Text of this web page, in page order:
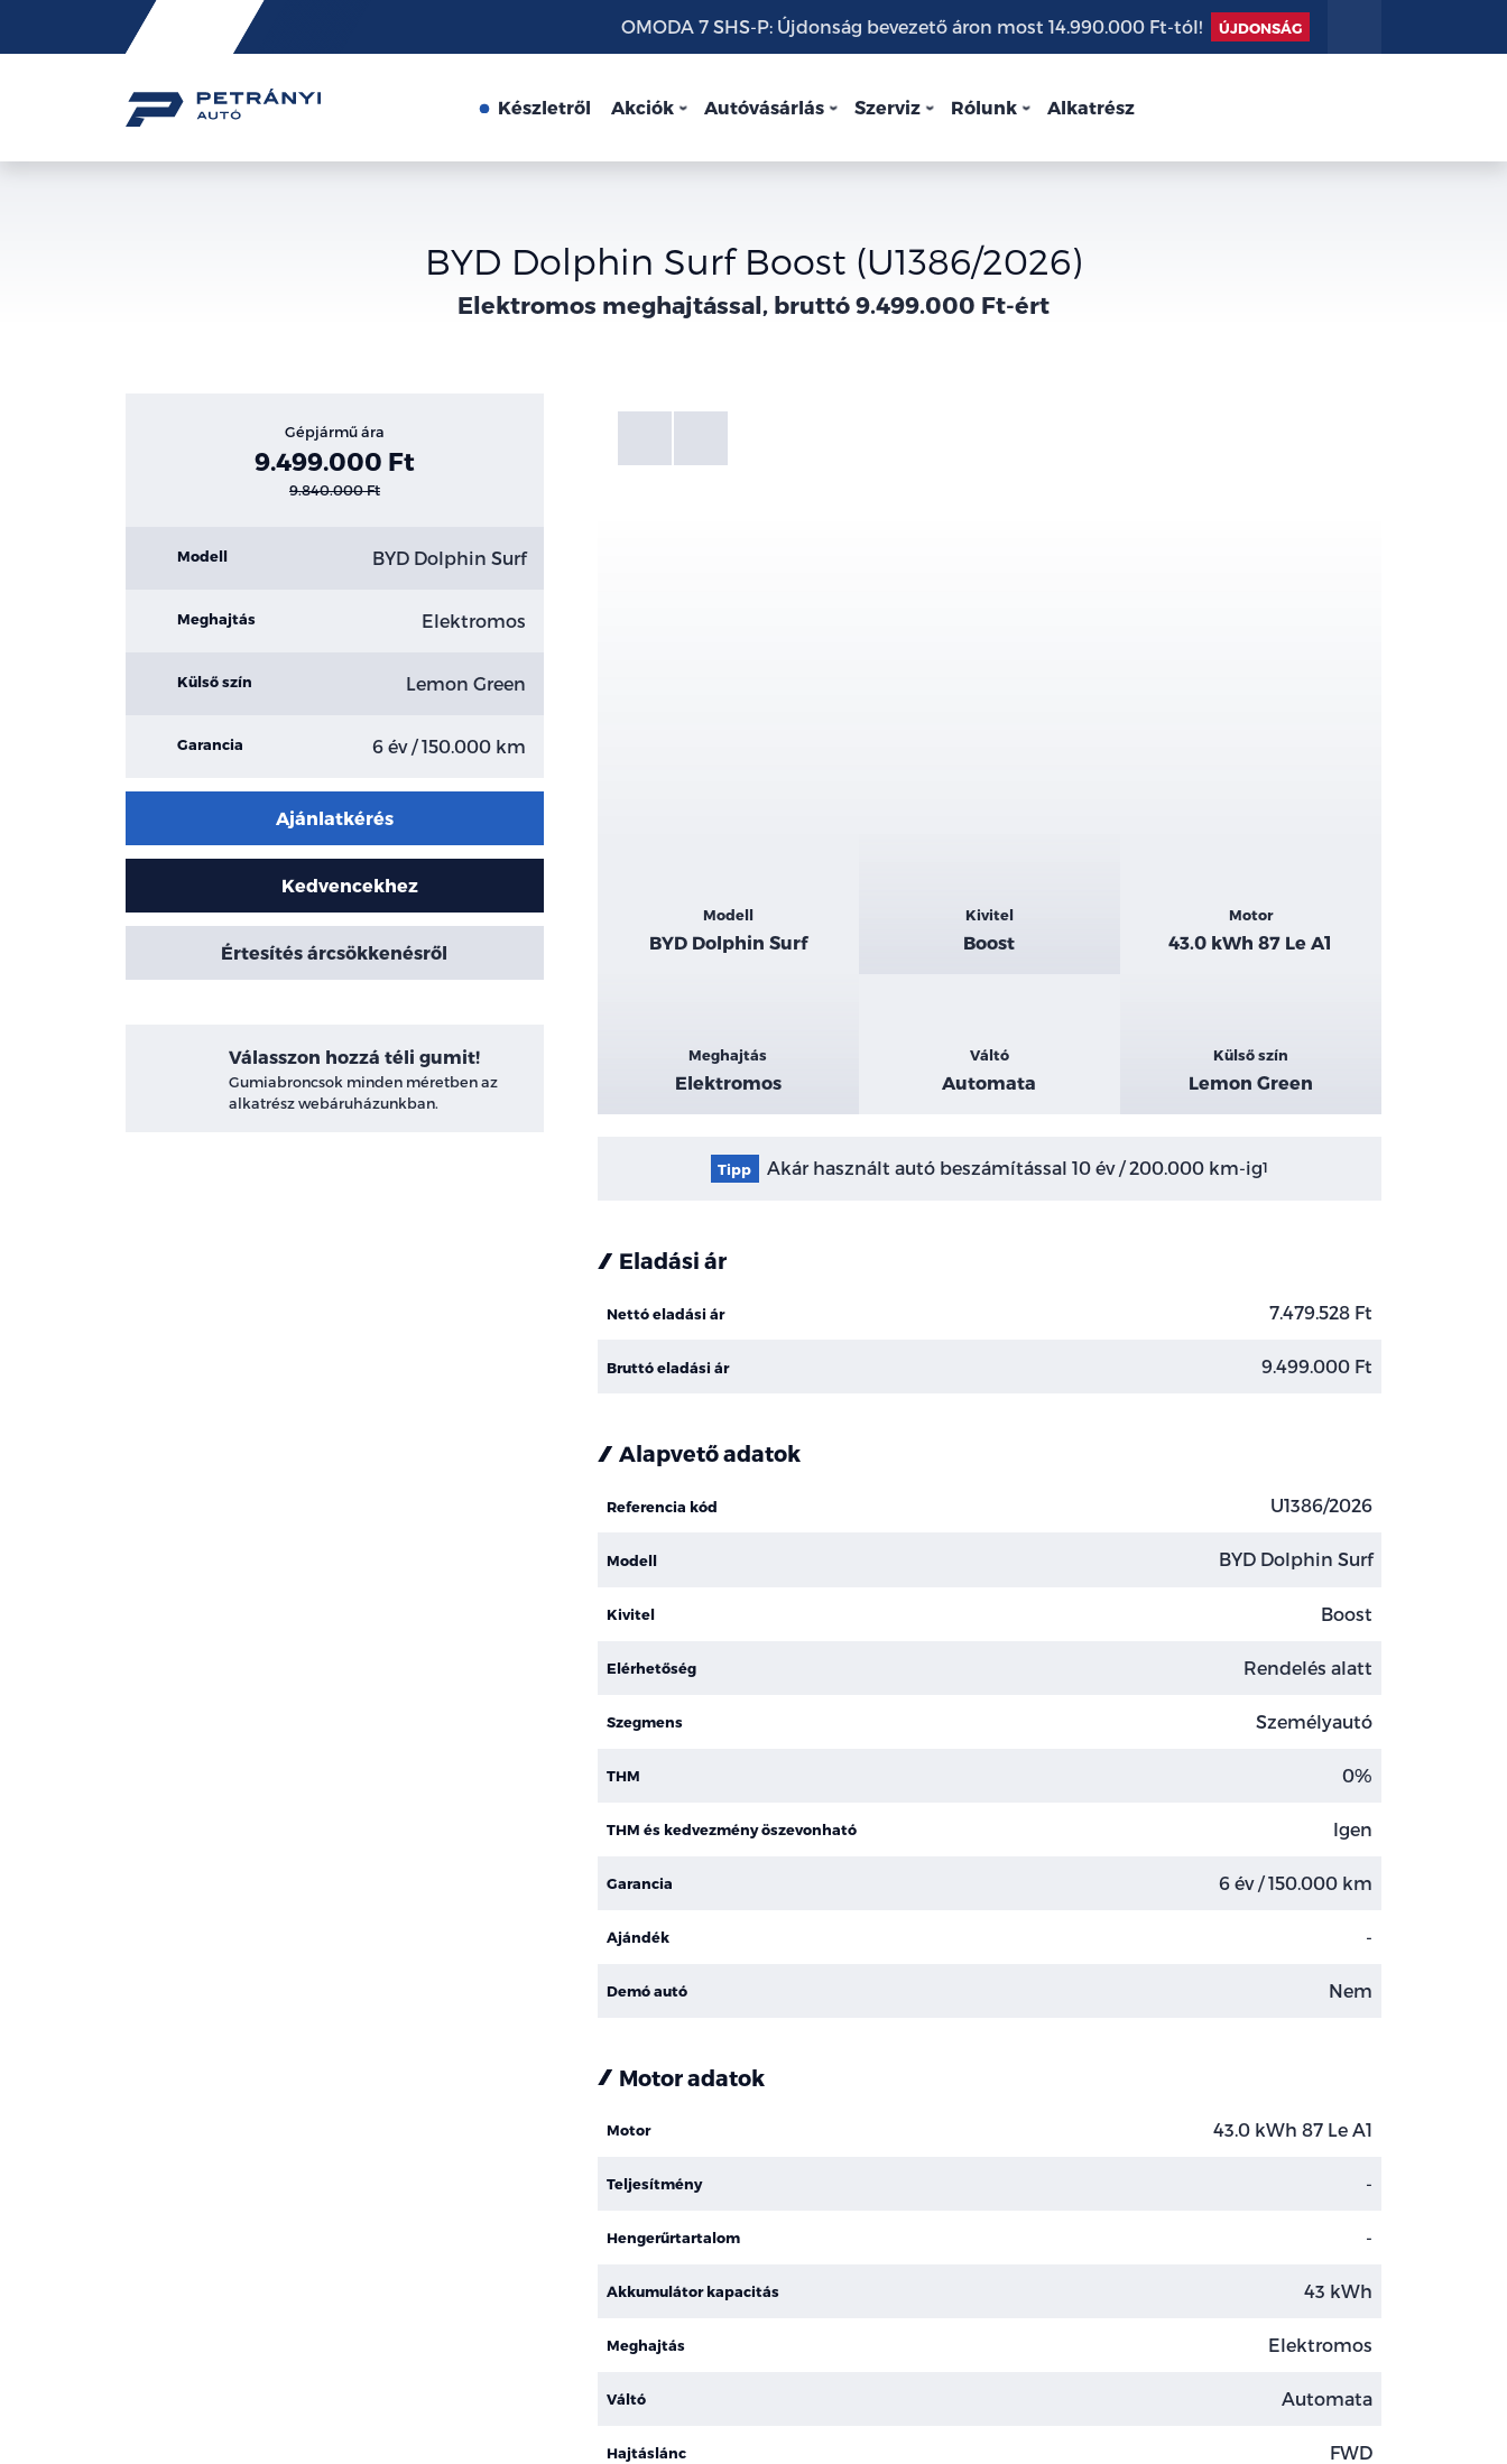
Friss
hírek
OMODA 7 SHS-P: Újdonság bevezető áron most 14.990.000 Ft-tól! ÚJDONSÁG
Készletről Akciók Autóvásárlás Szerviz Rólunk Alkatrész
BYD Dolphin Surf Boost (U1386/2026)
Elektromos meghajtással, bruttó 9.499.000 Ft-ért
Gépjármű ára
9.499.000 Ft
9.840.000 Ft
Modell BYD Dolphin Surf
Meghajtás Elektromos
Külső szín Lemon Green
Garancia 6 év / 150.000 km
Ajánlatkérés
Kedvencekhez
Értesítés árcsökkenésről
Válasszon hozzá téli gumit!
Gumiabroncsok minden méretben az
alkatrész webáruházunkban.
Galéria
Kiemelt
adatok
Modell
BYD Dolphin Surf
Kivitel
Boost
Motor
43.0 kWh 87 Le A1
Meghajtás
Elektromos
Váltó
Automata
Külső szín
Lemon Green
Tipp Akár használt autó beszámítással 10 év / 200.000 km-ig1
Eladási ár
Nettó eladási ár 7.479.528 Ft
Bruttó eladási ár 9.499.000 Ft
Alapvető adatok
Referencia kód U1386/2026
Modell BYD Dolphin Surf
Kivitel Boost
Elérhetőség Rendelés alatt
Szegmens Személyautó
THM 0%
THM és kedvezmény öszevonható Igen
Garancia 6 év / 150.000 km
Ajándék -
Demó autó Nem
Motor adatok
Motor 43.0 kWh 87 Le A1
Teljesítmény -
Hengerűrtartalom -
Akkumulátor kapacitás 43 kWh
Meghajtás Elektromos
Váltó Automata
Hajtáslánc FWD